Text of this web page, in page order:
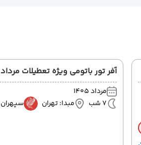
آفر تور باتومی ویژه تعطیلات مرداد 8 روزه
مرداد 1405
7 شب
مبدا: تهران سپهران